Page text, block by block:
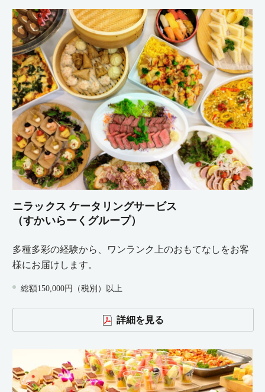
ニラックス ケータリングサービス
（すかいらーくグループ）
多種多彩の経験から、ワンランク上のおもてなしをお客
様にお届けします。
総額150,000円（税別）以上
詳細を見る